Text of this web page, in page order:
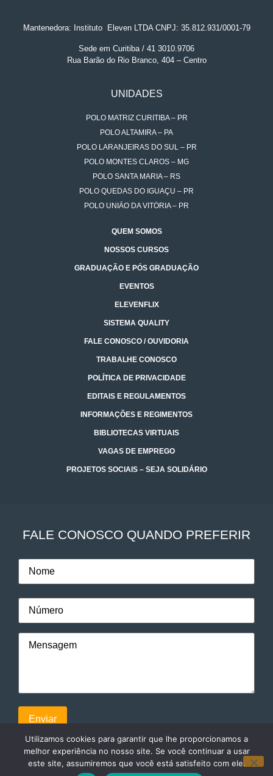
Mantenedora: Instituto. Eleven LTDA CNPJ: 35.812.931/0001-79
Sede em Curitiba / 41 3010.9706
Rua Barão do Rio Branco, 404 – Centro
UNIDADES
POLO MATRIZ CURITIBA – PR
POLO ALTAMIRA – PA
POLO LARANJEIRAS DO SUL – PR
POLO MONTES CLAROS – MG
POLO SANTA MARIA – RS
POLO QUEDAS DO IGUAÇU – PR
POLO UNIÃO DA VITÓRIA – PR
QUEM SOMOS
NOSSOS CURSOS
GRADUAÇÃO E PÓS GRADUAÇÃO
EVENTOS
ELEVENFLIX
SISTEMA QUALITY
FALE CONOSCO / OUVIDORIA
TRABALHE CONOSCO
POLÍTICA DE PRIVACIDADE
EDITAIS E REGULAMENTOS
INFORMAÇÕES E REGIMENTOS
BIBLIOTECAS VIRTUAIS
VAGAS DE EMPREGO
PROJETOS SOCIAIS – SEJA SOLIDÁRIO
FALE CONOSCO QUANDO PREFERIR
Utilizamos cookies para garantir que lhe proporcionamos a
melhor experiência no nosso site. Se você continuar a usar
este site, assumiremos que você está satisfeito com ele.